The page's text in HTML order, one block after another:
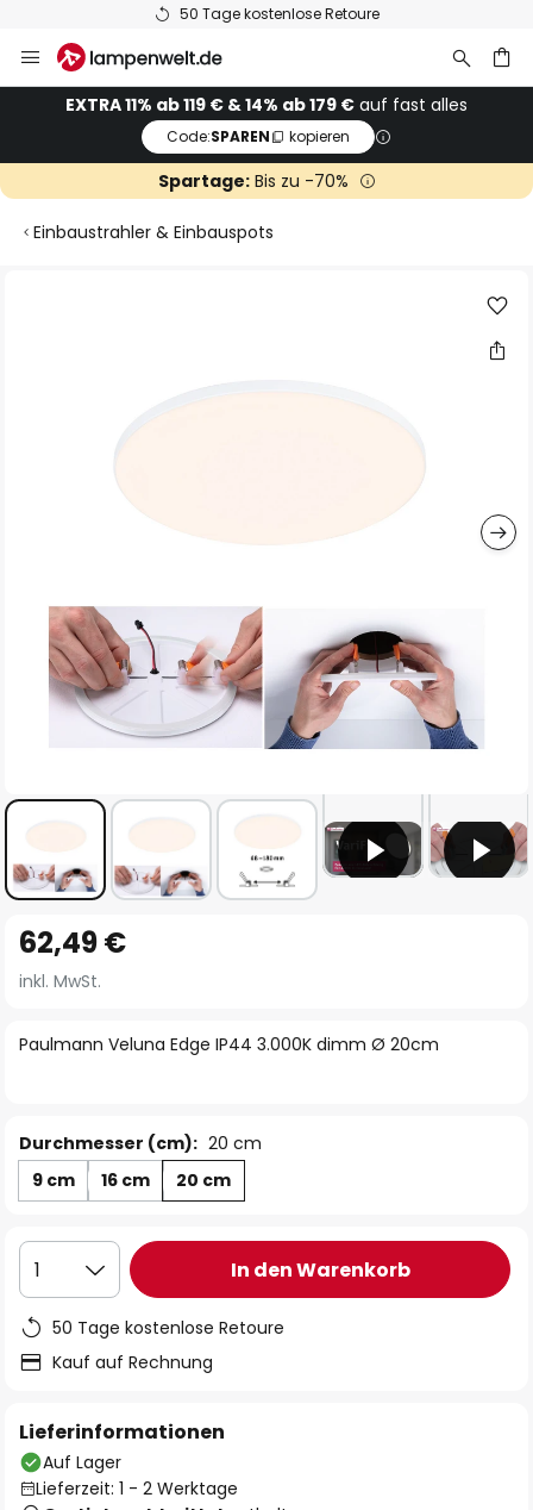
50 Tage kostenlose Retoure
Inhalt
springenEXTRA 11% ab 119 € & 14% ab 179 € auf fast alles
Code:SPAREN kopieren
Spartage:Bis zu -70%
Einbaustrahler & Einbauspots
Anfang
der
springen
Paulmann Veluna Edge IP44 3.000K dimm Ø 20cm
62,49 €
inkl. MwSt.
Durchmesser (cm): 20 cm
9 cm
16 cm 20 cm
1 In den Warenkorb
50 Tage kostenlose Retoure
Kauf auf Rechnung
Lieferinformationen
Auf Lager
Lieferzeit: 1 - 2 Werktage